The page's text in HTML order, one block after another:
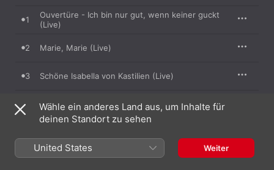
1
Ouvertüre - Ich bin nur gut, wenn keiner guckt
(Live)
2 Marie, Marie (Live)
3 Schöne Isabella von Kastilien (Live)
4 Speak Low (Live)
6
Wir sind von Kopf bis Fuß auf Liebe eingestellt
Wähle ein anderes Land aus, um Inhalte für
deinen Standort zu sehen
United States Weiter